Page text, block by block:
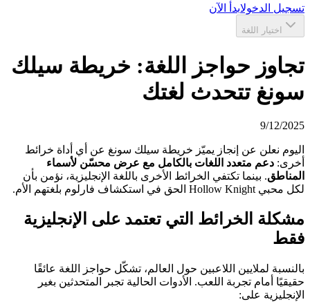
تسجيل الدخولابدأ الآن
اختيار اللغة
تجاوز حواجز اللغة: خريطة سيلك
سونغ تتحدث لغتك
9/12/2025
اليوم نعلن عن إنجاز يميّز خريطة سيلك سونغ عن أي أداة خرائط
أخرى: دعم متعدد اللغات بالكامل مع عرض محسّن لأسماء
المناطق. بينما تكتفي الخرائط الأخرى باللغة الإنجليزية، نؤمن بأن
لكل محبي Hollow Knight الحق في استكشاف فارلوم بلغتهم الأم.
مشكلة الخرائط التي تعتمد على الإنجليزية
فقط
بالنسبة لملايين اللاعبين حول العالم، تشكّل حواجز اللغة عائقًا
حقيقيًا أمام تجربة اللعب. الأدوات الحالية تجبر المتحدثين بغير
الإنجليزية على: